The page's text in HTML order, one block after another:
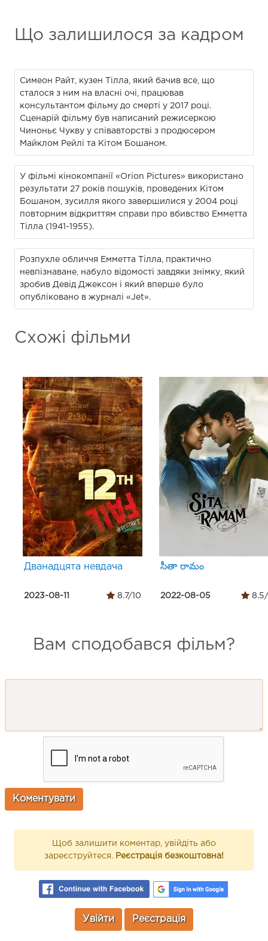
Що залишилося за кадром
Симеон Райт, кузен Тілла, який бачив все, що
сталося з ним на власні очі, працював
консультантом фільму до смерті у 2017 році.
Сценарій фільму був написаний режисеркою
Чиноньє Чукву у співавторстві з продюсером
Майклом Рейлі та Кітом Бошаном.
У фільмі кінокомпанії «Orion Pictures» використано
результати 27 років пошуків, проведених Кітом
Бошаном, зусилля якого завершилися у 2004 році
повторним відкриттям справи про вбивство Емметта
Тілла (1941-1955).
Розпухле обличчя Емметта Тілла, практично
невпізнаване, набуло відомості завдяки знімку, який
зробив Девід Джексон і який вперше було
опубліковано в журналі «Jet».
Схожі фільми
Дванадцята невдача
2023-08-11 8.7/10
సీతా రామం
2022-08-05 8.5/
Вам сподобався фільм?
Щоб залишити коментар, увійдіть або
зареєструйтеся. Реєстрація безкоштовна!
Увійти Реєстрація